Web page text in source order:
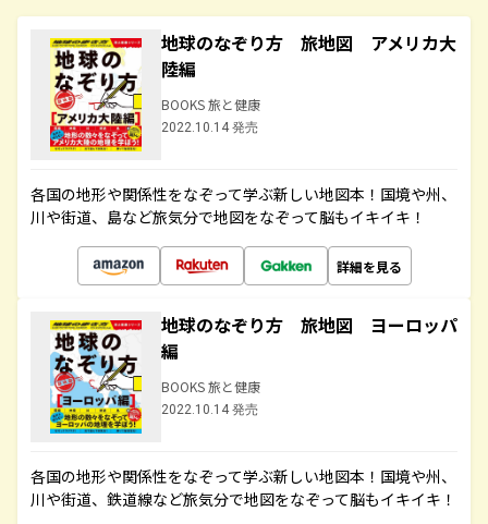
地球のなぞり方 旅地図 アメリカ大
陸編
BOOKS 旅と健康
2022.10.14 発売
各国の地形や関係性をなぞって学ぶ新しい地図本！国境や州、
川や街道、島など旅気分で地図をなぞって脳もイキイキ！
詳細を見る
地球のなぞり方 旅地図 ヨーロッパ
編
BOOKS 旅と健康
2022.10.14 発売
各国の地形や関係性をなぞって学ぶ新しい地図本！国境や州、
川や街道、鉄道線など旅気分で地図をなぞって脳もイキイキ！